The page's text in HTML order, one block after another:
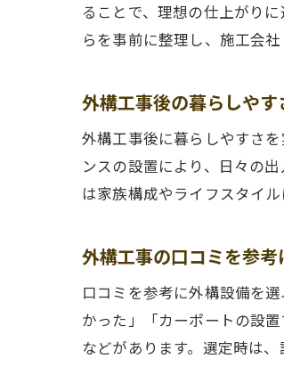
ることで、理想の仕上がり
らを事前に整理し、施工会
外構工事後の暮らしや
外構工事後に暮らしやすさ
ンスの設置により、日々の
は家族構成やライフスタイ
外構工事の口コミを参
口コミを参考に外構設備を
かった」「カーポートの設
などがあります。選定時は